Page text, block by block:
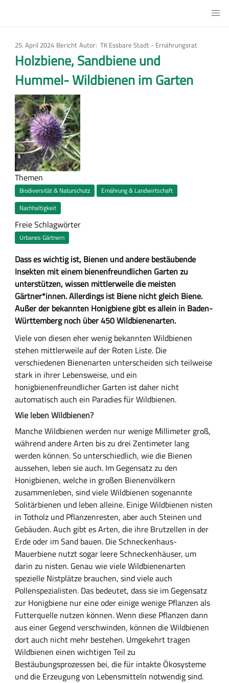
Gärtnern
25. April 2024 Art
des
Artikels
Bericht Autor TK Essbare Stadt - Ernährungsrat
Holzbiene, Sandbiene und
Hummel- Wildbienen im Garten
Bild
Themen
Biodiversität & Naturschutz
Ernährung & Landwirtschaft
Nachhaltigkeit
Freie Schlagwörter
Urbanes Gärtnern
Z
u
s
a
m
m
e
n
f
a
s
s
u
n
g
Dass es wichtig ist, Bienen und andere bestäubende
Insekten mit einem bienenfreundlichen Garten zu
unterstützen, wissen mittlerweile die meisten
Gärtner*innen. Allerdings ist Biene nicht gleich Biene.
Außer der bekannten Honigbiene gibt es allein in Baden-
Württemberg noch über 450 Wildbienenarten.
H
a
u
p
t
-
I
h
a
l
t
s
f
e
l
d
Viele von diesen eher wenig bekannten Wildbienen
stehen mittlerweile auf der Roten Liste. Die
verschiedenen Bienenarten unterscheiden sich teilweise
stark in ihrer Lebensweise, und ein
honigbienenfreundlicher Garten ist daher nicht
automatisch auch ein Paradies für Wildbienen.
Wie leben Wildbienen?
Manche Wildbienen werden nur wenige Millimeter groß,
während andere Arten bis zu drei Zentimeter lang
werden können. So unterschiedlich, wie die Bienen
aussehen, leben sie auch. Im Gegensatz zu den
Honigbienen, welche in großen Bienenvölkern
zusammenleben, sind viele Wildbienen sogenannte
Solitärbienen und leben alleine. Einige Wildbienen nisten
in Totholz und Pflanzenresten, aber auch Steinen und
Gebäuden. Auch gibt es Arten, die ihre Brutzellen in der
Erde oder im Sand bauen. Die Schneckenhaus-
Mauerbiene nutzt sogar leere Schneckenhäuser, um
darin zu nisten. Genau wie viele Wildbienenarten
spezielle Nistplätze brauchen, sind viele auch
Pollenspezialisten. Das bedeutet, dass sie im Gegensatz
zur Honigbiene nur eine oder einige wenige Pflanzen als
Futterquelle nutzen können. Wenn diese Pflanzen dann
aus einer Gegend verschwinden, können die Wildbienen
dort auch nicht mehr bestehen. Umgekehrt tragen
Wildbienen einen wichtigen Teil zu
Bestäubungsprozessen bei, die für intakte Ökosysteme
und die Erzeugung von Lebensmitteln notwendig sind.